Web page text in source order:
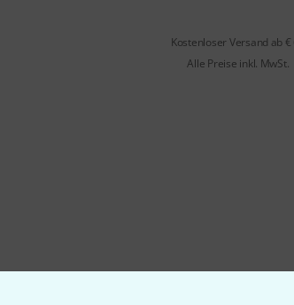
Kostenloser Versand ab €
Alle Preise inkl. MwSt.